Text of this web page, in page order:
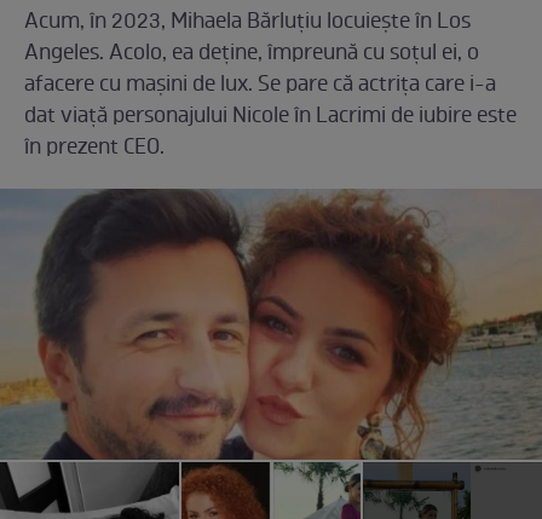
Acum, în 2023, Mihaela Bărluțiu locuiește în Los
Angeles. Acolo, ea deține, împreună cu soțul ei, o
afacere cu mașini de lux. Se pare că actrița care i-a
dat viață personajului Nicole în Lacrimi de iubire este
în prezent CEO.